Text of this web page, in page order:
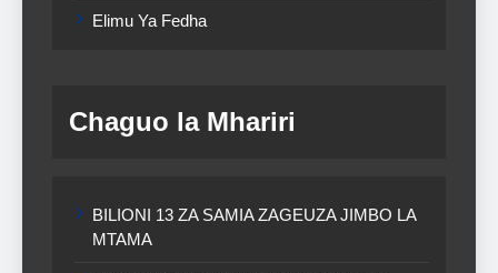
Elimu Ya Fedha
Chaguo la Mhariri
BILIONI 13 ZA SAMIA ZAGEUZA JIMBO LA
MTAMA